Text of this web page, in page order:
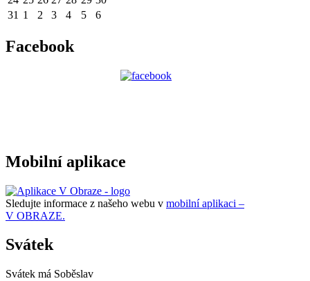
31 1 2 3 4 5 6
Facebook
Mobilní aplikace
Sledujte informace z našeho webu v mobilní aplikaci –
V OBRAZE.
Svátek
Svátek má Soběslav